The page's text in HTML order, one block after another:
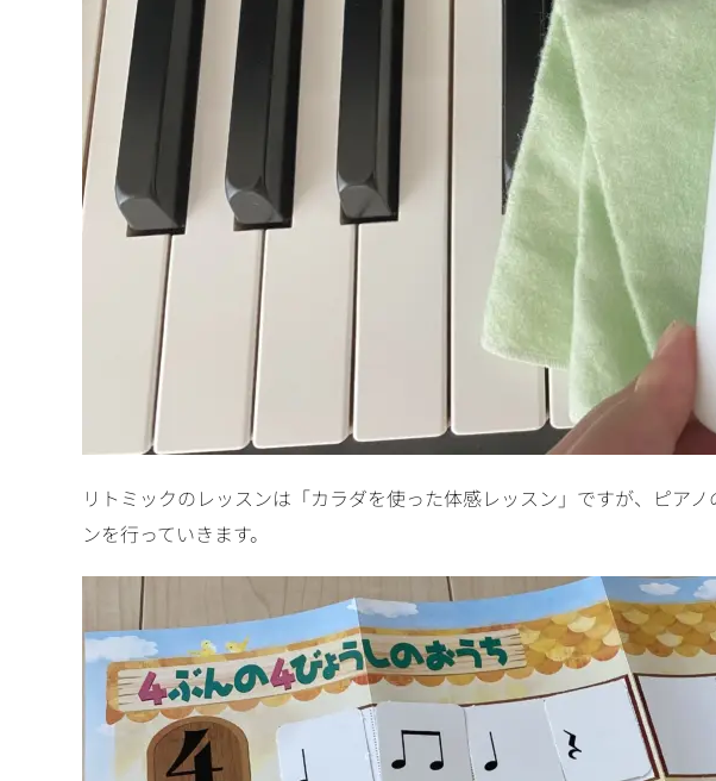
リトミックのレッスンは「カラダを使った体感レッスン」ですが、ピア
ンを行っていきます。